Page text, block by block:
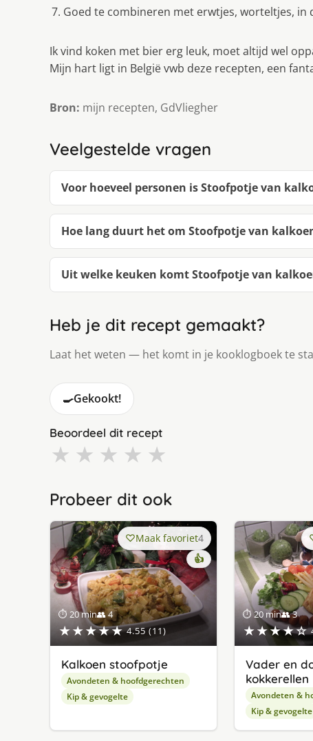
Goed te combineren met erwtjes, worteltjes, in
Ik vind koken met bier erg leuk, moet altijd wel
Mijn hart ligt in België vwb deze recepten, een
Bron: mijn recepten, GdVliegher
Veelgestelde vragen
Voor hoeveel personen is Stoofpotje van
Hoe lang duurt het om Stoofpotje van
Uit welke keuken komt Stoofpotje van
Heb je dit recept gemaakt?
Laat het weten — het komt in je kooklogboek te
🍳Gekookt!
Beoordeel dit recept
★ ★ ★ ★ ★
Probeer dit ook
⏱ 20 min👥 4
★★★★★ 4.55 (11)
Maak favoriet4
👍
Kalkoen stoofpotje
Avondeten & hoofdgerechten
Kip & gevogelte
⏱ 20 min👥 3
★★★★☆
Vader en
kokkerellen
Avondeten &
Kip & gevogelte